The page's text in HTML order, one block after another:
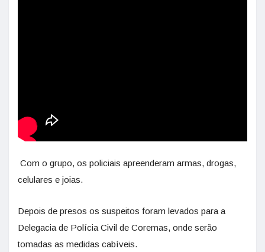
Com o grupo, os policiais apreenderam armas, drogas,
celulares e joias.
Depois de presos os suspeitos foram levados para a
Delegacia de Polícia Civil de Coremas, onde serão
tomadas as medidas cabíveis.